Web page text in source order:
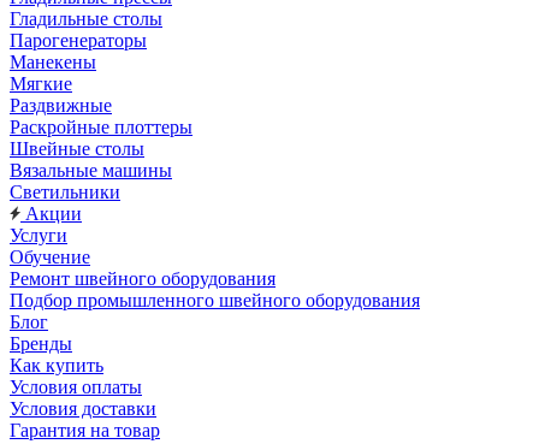
Гладильные столы
Парогенераторы
Манекены
Мягкие
Раздвижные
Раскройные плоттеры
Швейные столы
Вязальные машины
Светильники
Акции
Услуги
Обучение
Ремонт швейного оборудования
Подбор промышленного швейного оборудования
Блог
Бренды
Как купить
Условия оплаты
Условия доставки
Гарантия на товар